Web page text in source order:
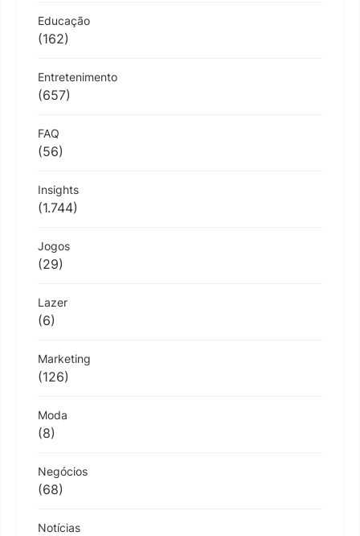
Educação
(162)
Entretenimento
(657)
FAQ
(56)
Insights
(1.744)
Jogos
(29)
Lazer
(6)
Marketing
(126)
Moda
(8)
Negócios
(68)
Notícias